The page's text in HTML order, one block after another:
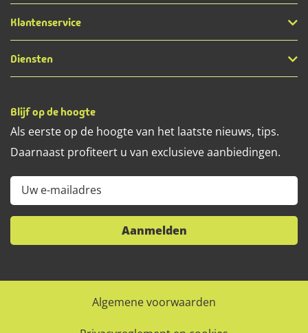
Klantenservice
Diensten
Blijf op de hoogte
Als eerste op de hoogte van het laatste nieuws, tips.
Daarnaast profiteert u van exclusieve aanbiedingen.
Uw e-mailadres
Aanmelden
Algemene voorwaarden